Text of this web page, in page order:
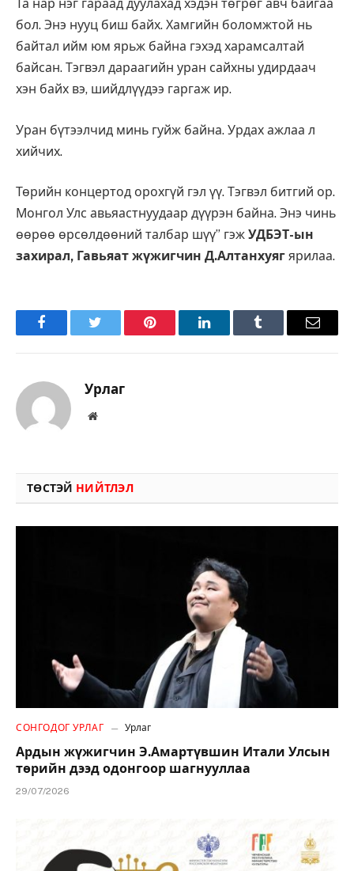
Та нар нэг гараад дуулахад хэдэн төгрөг авч байгаа
бол. Энэ нууц биш байх. Хамгийн боломжтой нь
байтал ийм юм ярьж байна гэхэд харамсалтай
байсан. Тэгвэл дараагийн уран сайхны удирдаач
хэн байх вэ, шийдлүүдээ гаргаж ир.
Уран бүтээлчид минь гуйж байна. Урдах ажлаа л
хийчих.
Төрийн концертод орохгүй гэл үү. Тэгвэл битгий ор.
Монгол Улс авьяастнуудаар дүүрэн байна. Энэ чинь
өөрөө өрсөлдөөний талбар шүү” гэж УДБЭТ-ын
захирал, Гавьяат жүжигчин Д.Алтанхуяг ярилаа.
FacebookTwitter Pinterest LinkedInTumblr Имэйл
Урлаг
Вэбсайт
ТӨСТЭЙ НИЙТЛЭЛ
СОНГОДОГ УРЛАГ Урлаг
Ардын жүжигчин Э.Амартүвшин Итали Улсын
төрийн дээд одонгоор шагнууллаа
29/07/2026